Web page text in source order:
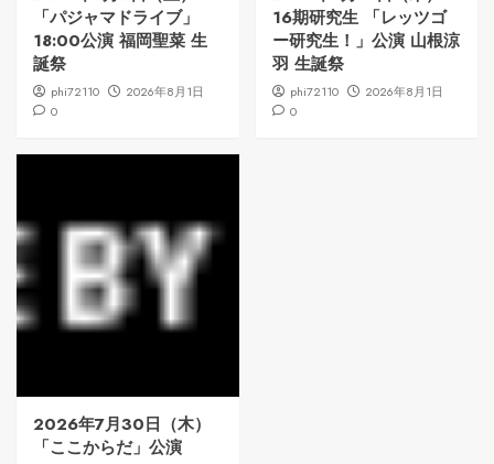
「パジャマドライブ」
18:00公演 福岡聖菜 生
誕祭
phi72110
2026年8月1日
0
16期研究生 「レッツゴ
ー研究生！」公演 山根涼
羽 生誕祭
phi72110
2026年8月1日
0
2026年7月30日（木）
「ここからだ」公演